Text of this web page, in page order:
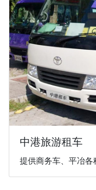
中港旅游租车
提供商务车、平冶各